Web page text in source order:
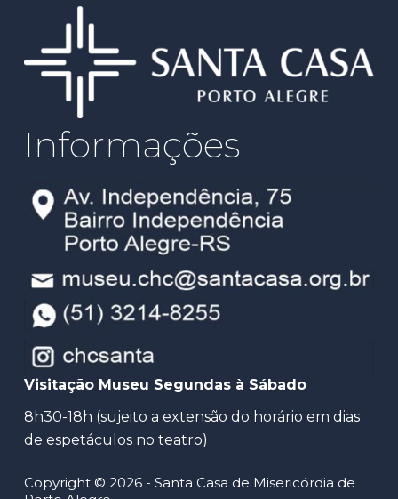
Informações
Visitação Museu Segundas à Sábado
8h30-18h (sujeito a extensão do horário em dias
de espetáculos no teatro)
Copyright © 2026 - Santa Casa de Misericórdia de